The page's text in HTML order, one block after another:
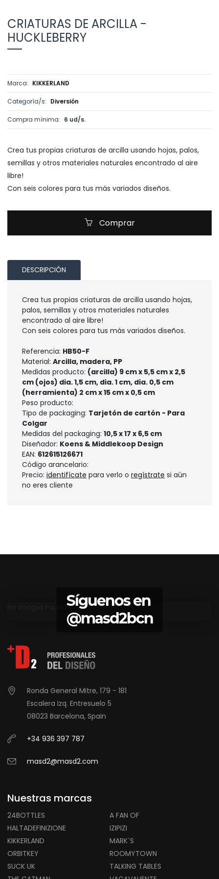
CRIATURAS DE ARCILLA -
HUCKLEBERRY
Marca: KIKKERLAND
Categoría/s: Diversión
Compra mínima: 6 ud/s.
Crea tus propias criaturas de arcilla usando hojas, palos,
semillas y otros materiales naturales encontrado al aire
libre!
Con seis colores para tus más variados diseños.
Comprar
DESCRIPCIÓN
Crea tus propias criaturas de arcilla usando hojas,
palos, semillas y otros materiales naturales
encontrado al aire libre!
Con seis colores para tus más variados diseños.
Referencia: HB50-F
Material: Arcilla, madera, PP
Medidas producto: (arcilla) 9 cm x 5,5 cm x 2,5
cm (ojos) dia. 1,5 cm, dia. 1 cm, dia. 0,5 cm
(herramienta) 2 cm x 15 cm x 0,5 cm
Peso producto:
Tipo de packaging: Tarjetón de cartón - Para
Colgar
Medidas del packaging: 10,5 x 17 x 6,5 cm
Diseñador: Koens & Middlekoop Design
EAN: 612615126671
Código arancelario:
Precio: identifícate para verlo o regístrate si aún
no eres cliente
Síguenos en
@masd2bcn
Ronda General Mitre, 179 - 181
Escalera Izq. Entresuelo 5
08023 Barcelona, Spain
+34 936 397 787
masd2@masd2.com
Nuestras marcas
24BOTTLES
A FAN OF
HALTADEFINIZIONE
IZIPIZI
KIKKERLAND
MARK´S
ORBITKEY
ROOMYTOWN
SUCK UK
TALKING TABLES